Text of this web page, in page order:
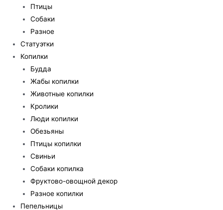
Птицы
Собаки
Разное
Статуэтки
Копилки
Будда
Жабы копилки
Животные копилки
Кролики
Люди копилки
Обезьяны
Птицы копилки
Свиньи
Собаки копилка
Фруктово-овощной декор
Разное копилки
Пепельницы